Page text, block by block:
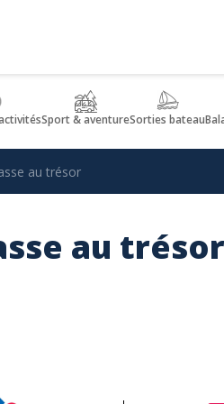
Sport & aventureSorties bateau
au trésor
au trésor